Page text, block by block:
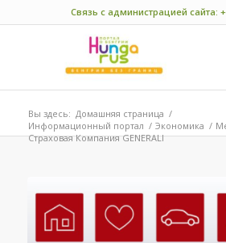
Связь с администрацией сайта:
Вы здесь: Домашняя страница /
Информационный портал / Экономика /
Страховая Компания GENERALI